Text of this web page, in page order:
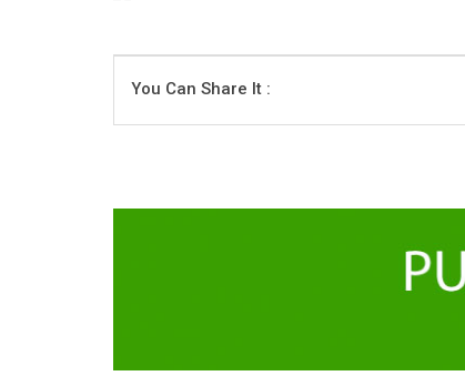
You Can Share It :